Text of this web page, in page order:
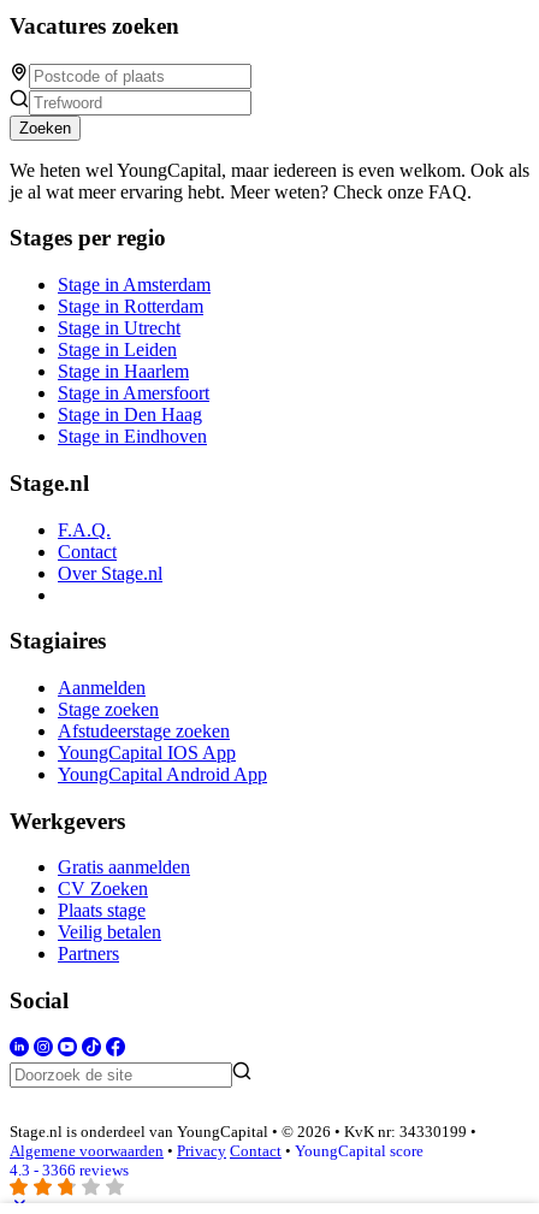
Vacatures zoeken
Zoeken
We heten wel YoungCapital, maar iedereen is even welkom. Ook als
je al wat meer ervaring hebt. Meer weten? Check onze FAQ.
Stages per regio
Stage in Amsterdam
Stage in Rotterdam
Stage in Utrecht
Stage in Leiden
Stage in Haarlem
Stage in Amersfoort
Stage in Den Haag
Stage in Eindhoven
Stage.nl
F.A.Q.
Contact
Over Stage.nl
Stagiaires
Aanmelden
Stage zoeken
Afstudeerstage zoeken
YoungCapital IOS App
YoungCapital Android App
Werkgevers
Gratis aanmelden
CV Zoeken
Plaats stage
Veilig betalen
Partners
Social
Stage.nl is onderdeel van YoungCapital • © 2026 • KvK nr: 34330199 •
Algemene voorwaarden • Privacy Contact • YoungCapital score
4.3 - 3366 reviews